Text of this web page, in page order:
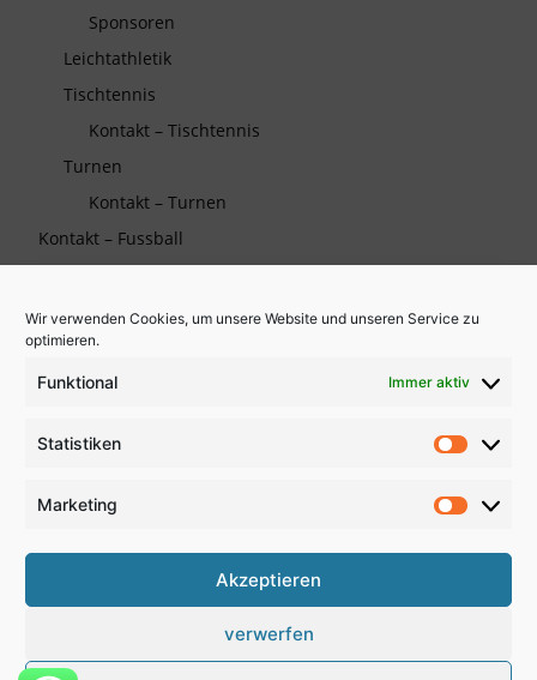
Wir verwenden Cookies, um unsere Website und unseren Service zu
optimieren.
Funktional Immer aktiv
Statistiken
Marketing
Akzeptieren
verwerfen
Sponsoren
Leichtathletik
Tischtennis
Kontakt – Tischtennis
Turnen
Kontakt – Turnen
Kontakt – Fussball
Die TSG auf Facebook
Partner und Sponsoren